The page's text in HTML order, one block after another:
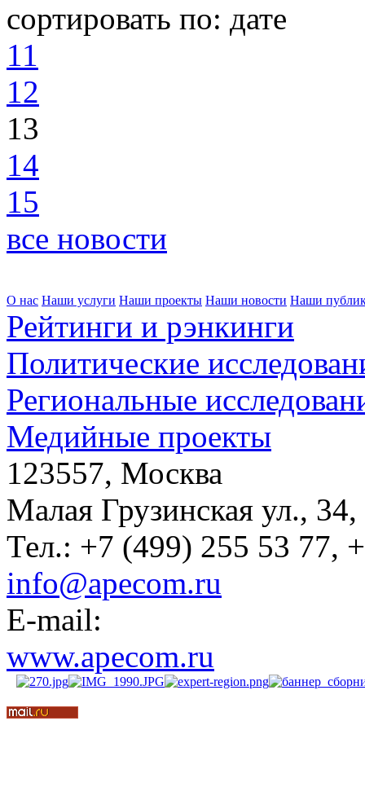
сортировать по: дате
11
12
13
14
15
все новости
О нас Наши услуги Наши проекты Наши новости Наши
Рейтинги и рэнкинги
Политические
Региональные
Медийные проекты
123557, Москва
Малая Грузинская ул.,
Тел.: +7 (499) 255 53 77,
info@apecom.ru
E-mail:
www.apecom.ru